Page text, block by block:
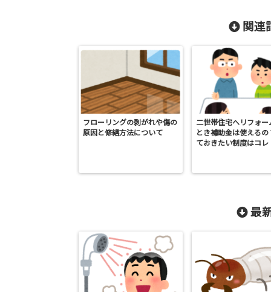
関連
フローリングの剥がれや傷の
原因と修繕方法について
二世帯住宅へリフォー
とき補助金は使えるの
ておきたい制度はコレ
最